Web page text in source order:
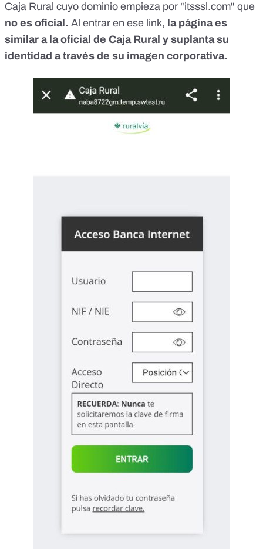
Caja Rural cuyo dominio empieza por “itsssl.com" que
no es oficial. Al entrar en ese link, la página es
similar a la oficial de Caja Rural y suplanta su
identidad a través de su imagen corporativa.